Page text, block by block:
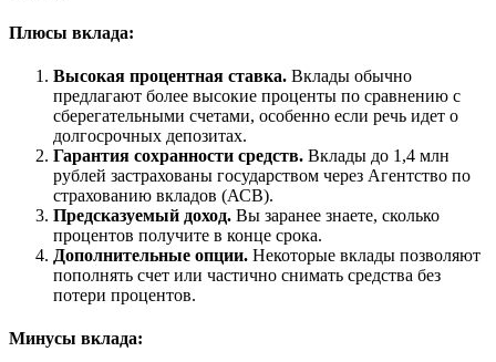
Плюсы вклада:
Высокая процентная ставка. Вклады обычно
предлагают более высокие проценты по сравнению с
сберегательными счетами, особенно если речь идет о
долгосрочных депозитах.
Гарантия сохранности средств. Вклады до 1,4 млн
рублей застрахованы государством через Агентство по
страхованию вкладов (АСВ).
Предсказуемый доход. Вы заранее знаете, сколько
процентов получите в конце срока.
Дополнительные опции. Некоторые вклады позволяют
пополнять счет или частично снимать средства без
потери процентов.
Минусы вклада: